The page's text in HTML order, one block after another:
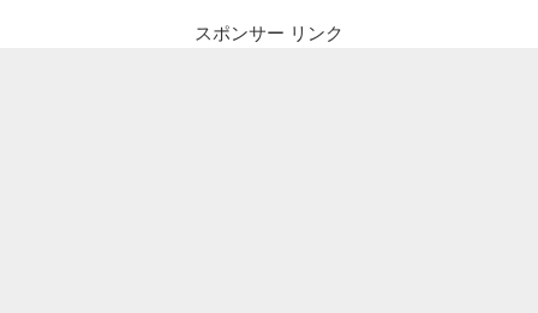
スポンサー リンク